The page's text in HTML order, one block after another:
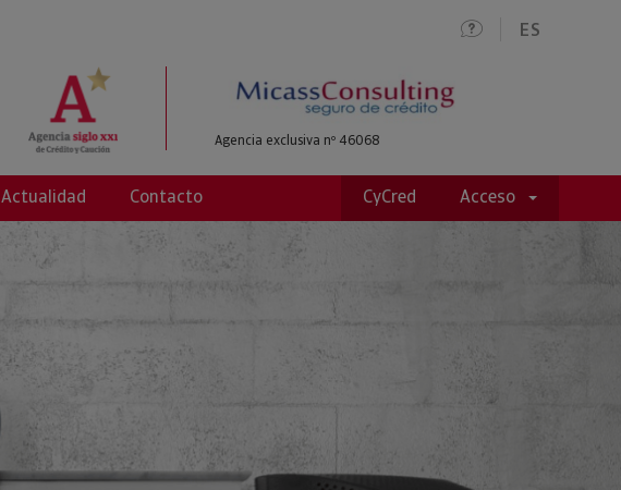
ES
Agencia exclusiva nº 46068
Actualidad Contacto CyCred Acceso